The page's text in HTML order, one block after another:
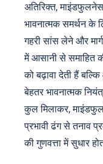
अतिरिक्त, माइंडफुलनेस
भावनात्मक समर्थन के
गहरी सांस लेने और
में आसानी से समाहित
को बढ़ावा देती हैं
बेहतर भावनात्मक
कुल मिलाकर,
प्रभावी ढंग से तनाव
की गुणवत्ता में सुधार